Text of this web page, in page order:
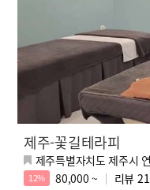
제주-꽃길테라피
제주특별자치도 제주시
12% 80,000 ~ 리뷰